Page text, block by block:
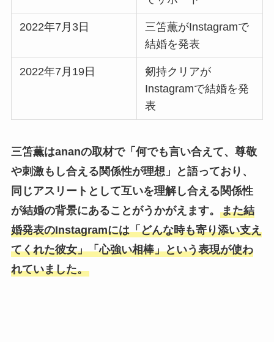
2022年7月3日
三笘薫がInstagramで
結婚を発表
2022年7月19日
剱持クリアが
Instagramで結婚を発
表
三笘薫はananの取材で「何でも言い合えて、尊敬
や刺激もし合える関係性が理想」と語っており、
同じアスリートとして互いを理解し合える関係性
が結婚の背景にあることがうかがえます。 また結
婚発表のInstagramには「どんな時も寄り添い支え
てくれた彼女」「心強い相棒」という表現が使わ
れていました。